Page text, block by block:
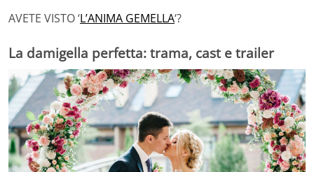
AVETE VISTO ‘L’ANIMA GEMELLA‘?
La damigella perfetta: trama, cast e trailer